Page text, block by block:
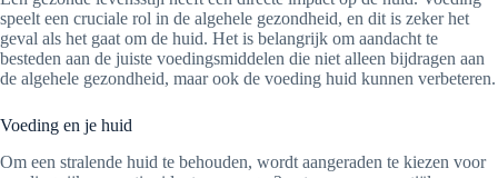
speelt een cruciale rol in de algehele gezondheid, en dit is zeker het
geval als het gaat om de huid. Het is belangrijk om aandacht te
besteden aan de juiste voedingsmiddelen die niet alleen bijdragen aan
de algehele gezondheid, maar ook de voeding huid kunnen verbeteren.
Voeding en je huid
Om een stralende huid te behouden, wordt aangeraden te kiezen voor